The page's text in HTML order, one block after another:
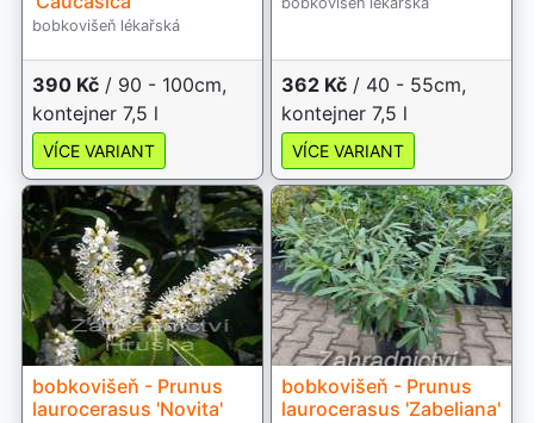
bobkovišeň lékařská
390 Kč / 90 - 100cm,
kontejner 7,5 l
VÍCE VARIANT
362 Kč / 40 - 55cm,
kontejner 7,5 l
VÍCE VARIANT
bobkovišeň - Prunus
laurocerasus 'Novita'
bobkovišeň - Prunus
laurocerasus 'Zabeliana'